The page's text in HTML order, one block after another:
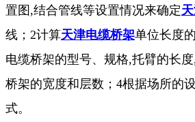
置图,结合管线等设置情况来确定
线；2计算天津电缆桥架单位长度
电缆桥架的型号、规格,托臂的长
桥架的宽度和层数；4根据场所的
式。